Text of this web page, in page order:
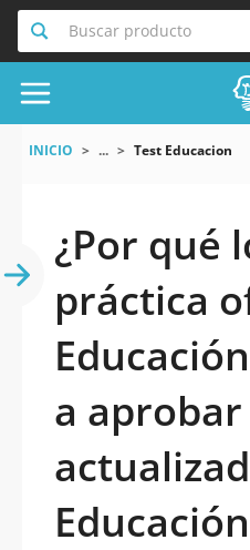
Buscar producto
INICIO ... Test Educacion
¿Por qué
práctica
a